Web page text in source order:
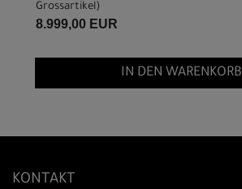
Grossartikel)
8.999,00 EUR
IN DEN WARENKORB
KONTAKT